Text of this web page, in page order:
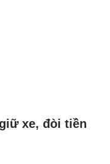
xe, đòi tiền